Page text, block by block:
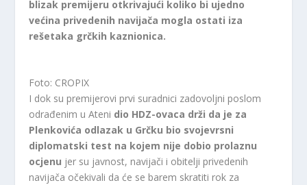
blizak premijeru otkrivajući koliko bi ujedno
većina privedenih navijača mogla ostati iza
rešetaka grčkih kaznionica.
Foto: CROPIX
I dok su premijerovi prvi suradnici zadovoljni poslom
odrađenim u Ateni dio HDZ-ovaca drži da je za
Plenkovića odlazak u Grčku bio svojevrsni
diplomatski test na kojem nije dobio prolaznu
ocjenu jer su javnost, navijači i obitelji privedenih
navijača očekivali da će se barem skratiti rok za